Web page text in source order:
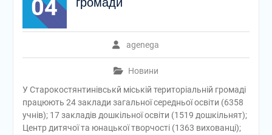
04
agenega
Новини
У Старокостянтинівськй міській територіальній громаді
працюють 24 заклади загальної середньої освіти (6358
учнів); 17 закладів дошкільної освіти (1519 дошкільнят);
Центр дитячої та юнацької творчості (1363 вихованці);